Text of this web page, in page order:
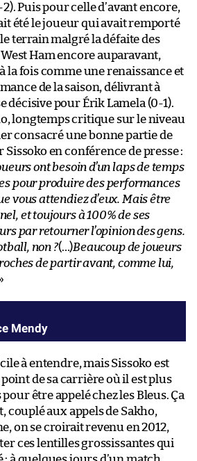
Puis pour celle d’avant encore,
été le joueur qui avait remporté
terrain malgré la défaite des
West Ham encore auparavant,
la fois comme une renaissance et
de la saison, délivrant à
décisive pour Érik Lamela (0-1).
longtemps critique sur le niveau
consacré une bonne partie de
Sissoko en conférence de presse :
ont besoin d’un laps de temps
pour produire des performances
vous attendiez d’eux. Mais être
et toujours à 100% de ses
par retourner l’opinion des gens.
non ?(…)Beaucoup de joueurs
de partir avant, comme lui,
Mendy
à entendre, mais Sissoko est
de sa carrière où il est plus
être appelé chez les Bleus. Ça
couplé aux appels de Sakho,
on se croirait revenu en 2012,
ces lentilles grossissantes qui